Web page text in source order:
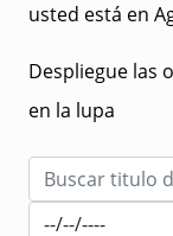
usted está en
Despliegue las
en la lupa